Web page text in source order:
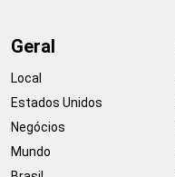
Geral
Local
Estados Unidos
Negócios
Mundo